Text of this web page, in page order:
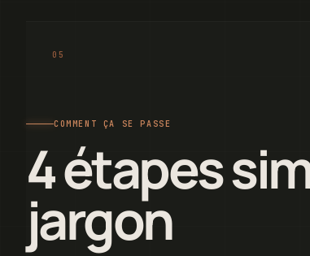
COMMENT ÇA SE PASSE
4 étapes
jargon